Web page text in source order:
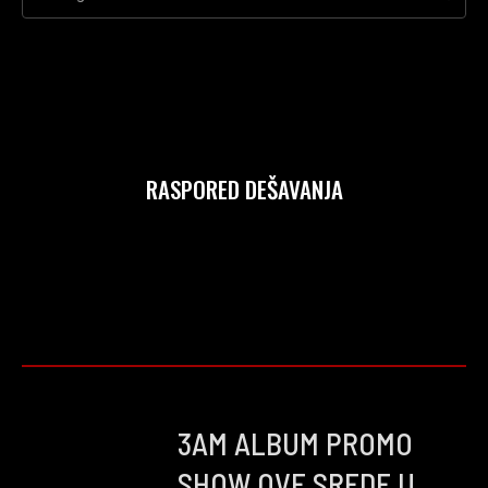
RASPORED DEŠAVANJA
3AM ALBUM PROMO